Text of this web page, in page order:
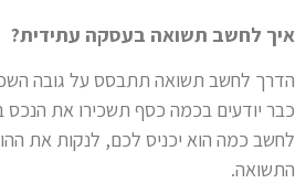
איך לחשב תשואה בעסקה עתידית?
הדרך לחשב תשואה תתבסס על גובה
כבר יודעים בכמה כסף תשכירו את הנכס
לחשב כמה הוא יכניס לכם, לנקות את
התשואה.